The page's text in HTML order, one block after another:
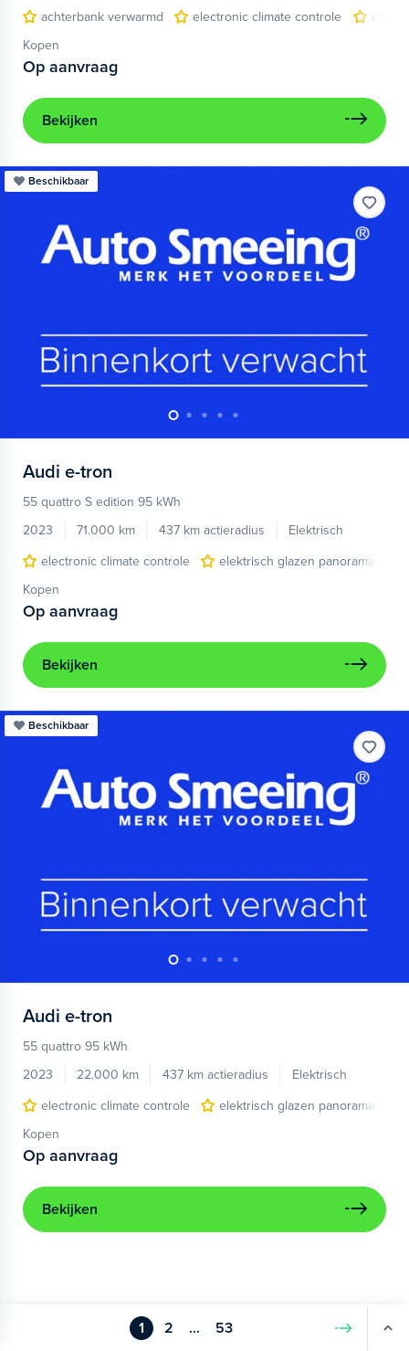
achterbank verwarmd
electronic climate controle
Kopen
Op aanvraag
Bekijken
Beschikbaar
Audi e-tron
55 quattro S edition 95 kWh
2023
71.000 km 437 km actieradius
Elektrisch
electronic climate controle
elektrisch glazen panorama-dak
Kopen
Op aanvraag
Bekijken
Beschikbaar
Audi e-tron
55 quattro 95 kWh
2023
22.000 km 437 km actieradius
Elektrisch
electronic climate controle
elektrisch glazen panorama-dak
Kopen
Op aanvraag
Bekijken
1 2 ... 53 Volgende